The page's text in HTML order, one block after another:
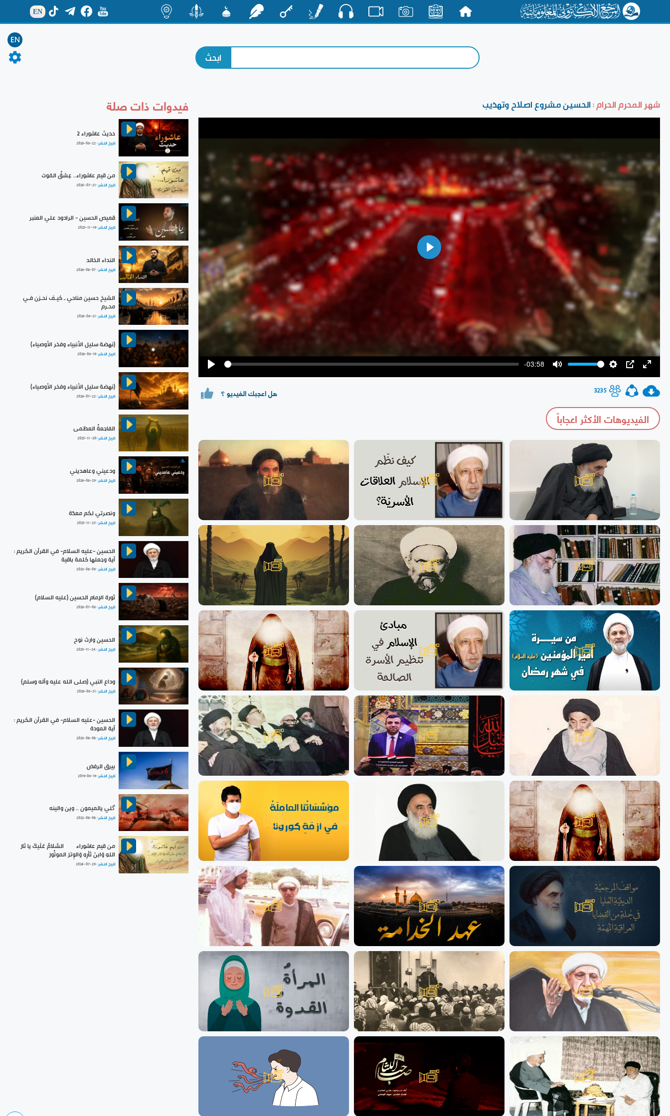
EN
EN
شهر المحرم الحرام :الحسين مشروع اصلاح وتهذيب
-03:58
Play
3235 هل اعجبك الفيديو ؟
الفيديوهات الأكثر اعجاباً
فيدوات ذات صلة
حديث عاشوراء 2
تاريخ النشر :2026-06-22
من قيم عاشوراء.. عِشقُ المَوت
تاريخ النشر :2024-07-21
قميص الحسين - الرادود علي العنبر
تاريخ النشر :2025-11-19
النداء الخالد
تاريخ النشر :2026-08-07
الشيخ حسين مناحي ـ كيـف نحـزن فـي
محـرم
تاريخ النشر :2026-06-21
(نهضة سليل الأنبياء وفخر الأوصياء)
تاريخ النشر :2026-06-19
(نهضة سليل الأنبياء وفخر الأوصياء)
تاريخ النشر :2026-07-22
الفاجعةُ العظمى
تاريخ النشر :2025-11-30
ودعيني وعاهديني
تاريخ النشر :2026-06-29
ونصرتي لكم معدّة
تاريخ النشر :2025-11-25
الحسين -عليه السلام- في القرآن الكريم :
آية وجعلها كلمة باقية
تاريخ النشر :2023-08-09
ثورة الإمام الحسين (عليه السلام)
تاريخ النشر :2026-07-06
الحسين وارث نوح
تاريخ النشر : 2025-11-24
وداع النبي (صلى الله عليه وآله وسلم)
تاريخ النشر :2026-06-21
الحسين -عليه السلام- في القرآن الكريم :
آية المودة
تاريخ النشر :2023-08-08
بيرق الرفض
تاريخ النشر :2019-06-19
گلي يالميمون .. وين والينه
تاريخ النشر :2022-08-08
من قيم عاشوراء | السَّلامُ عَلَيكَ يا ثارَ
اللهِ وَابنَ ثأرِهِ وَالوِترَ الموتُورَ
تاريخ النشر :2024-07-29